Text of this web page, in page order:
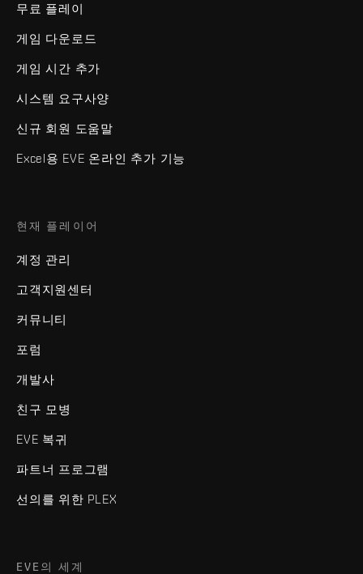
무료 플레이
게임 다운로드
게임 시간 추가
시스템 요구사양
신규 회원 도움말
Excel용 EVE 온라인 추가 기능
현재 플레이어
계정 관리
고객지원센터
커뮤니티
포럼
개발사
친구 모병
EVE 복귀
파트너 프로그램
선의를 위한 PLEX
EVE의 세계